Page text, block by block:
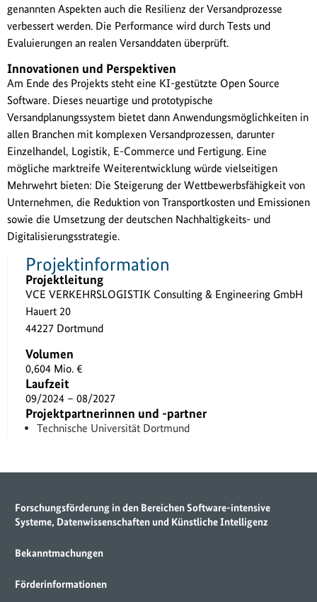
genannten Aspekten auch die Resilienz der Versandprozesse
verbessert werden. Die Performance wird durch Tests und
Evaluierungen an realen Versanddaten überprüft.
Innovationen und Perspektiven
Am Ende des Projekts steht eine KI-gestützte Open Source
Software. Dieses neuartige und prototypische
Versandplanungssystem bietet dann Anwendungsmöglichkeiten in
allen Branchen mit komplexen Versandprozessen, darunter
Einzelhandel, Logistik, E-Commerce und Fertigung. Eine
mögliche marktreife Weiterentwicklung würde vielseitigen
Mehrwehrt bieten: Die Steigerung der Wettbewerbsfähigkeit von
Unternehmen, die Reduktion von Transportkosten und Emissionen
sowie die Umsetzung der deutschen Nachhaltigkeits- und
Digitalisierungsstrategie.
Projektinformation
Projektleitung
VCE VERKEHRSLOGISTIK Consulting & Engineering GmbH
Hauert 20
44227 Dortmund
Volumen
0,604 Mio. €
Laufzeit
09/2024 – 08/2027
Projektpartnerinnen und -partner
Technische Universität Dortmund
Forschungsförderung in den Bereichen Software-intensive
Systeme, Datenwissenschaften und Künstliche Intelligenz
Bekanntmachungen
Förderinformationen